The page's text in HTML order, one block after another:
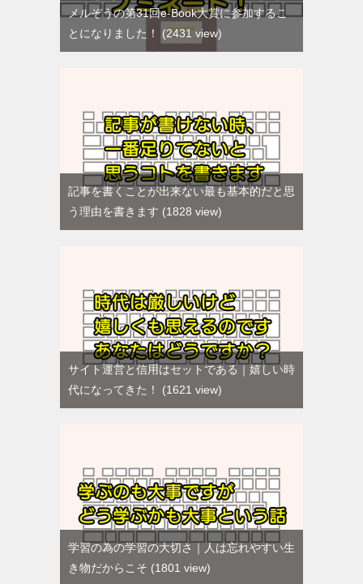
メルぞうの第31回e-Book大賞に参加するこ
とになりました！
2431 view
記事を書くことが出来ない最も基本的だと思
う理由を書きます
1828 view
サイト運営と信用はセットである｜嬉しい時
代になってきた！
1621 view
学習の為の学習の大切さ｜人は忘れやすい生
き物だからこそ
1801 view